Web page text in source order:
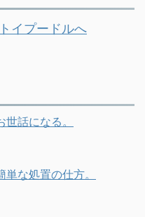
話になる。
な処置の仕方。